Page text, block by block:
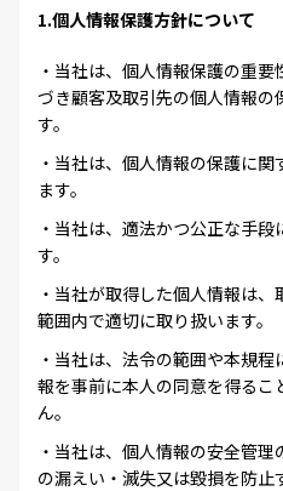
1.個人情報保護方針について
・当社は、個人情報保護の重
づき顧客及取引先の個人情報の
す。
・当社は、個人情報の保護に
ます。
・当社は、適法かつ公正な手
す。
・当社が取得した個人情報は
範囲内で適切に取り扱います。
・当社は、法令の範囲や本規
報を事前に本人の同意を得るこ
ん。
・当社は、個人情報の安全管
の漏えい・滅失又は毀損を防止